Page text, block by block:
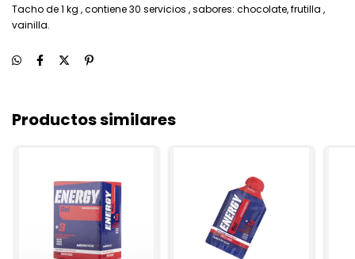
Tacho de 1 kg , contiene 30 servicios , sabores: chocolate, frutilla ,
vainilla.
Productos similares